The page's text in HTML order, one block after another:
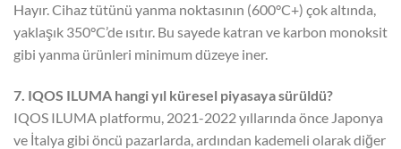
Hayır. Cihaz tütünü yanma noktasının (600°C+) çok altında,
yaklaşık 350°C’de ısıtır. Bu sayede katran ve karbon monoksit
gibi yanma ürünleri minimum düzeye iner.
7. IQOS ILUMA hangi yıl küresel piyasaya sürüldü?
IQOS ILUMA platformu, 2021-2022 yıllarında önce Japonya
ve İtalya gibi öncü pazarlarda, ardından kademeli olarak diğer